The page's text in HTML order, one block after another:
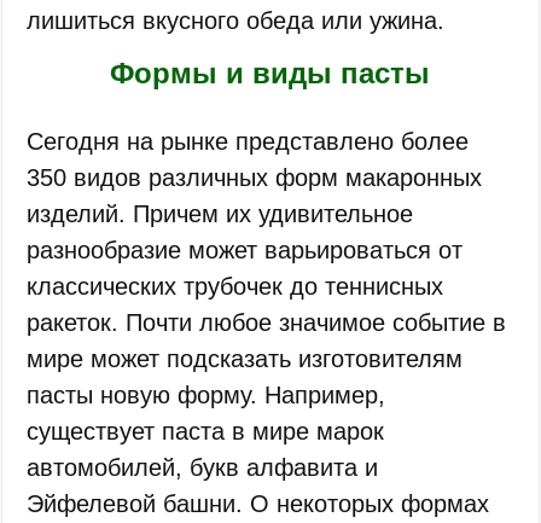
лишиться вкусного обеда или ужина.
Формы и виды пасты
Сегодня на рынке представлено более
350 видов различных форм макаронных
изделий. Причем их удивительное
разнообразие может варьироваться от
классических трубочек до теннисных
ракеток. Почти любое значимое событие в
мире может подсказать изготовителям
пасты новую форму. Например,
существует паста в мире марок
автомобилей, букв алфавита и
Эйфелевой башни. О некоторых формах